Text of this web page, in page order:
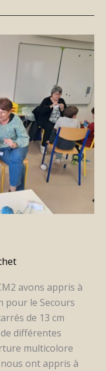
avons appris à
pour le Secours
de 13 cm
différentes
multicolore
ont appris à